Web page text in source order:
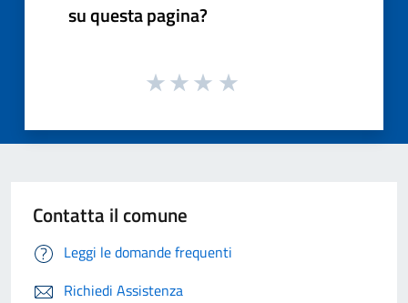
su questa pagina?
Contatta il comune
Leggi le domande frequenti
Richiedi Assistenza